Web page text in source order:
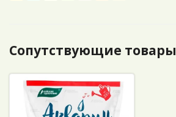
Сопутствующие товары